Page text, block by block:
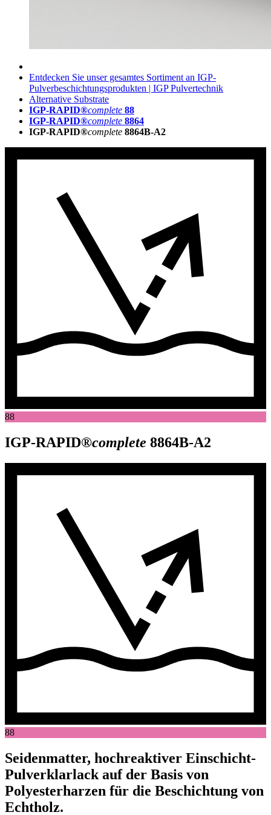
Entdecken Sie unser gesamtes Sortiment an IGP-
Pulverbeschichtungsprodukten | IGP Pulvertechnik
Alternative Substrate
IGP-RAPID®complete 88
IGP-RAPID®complete 8864
IGP-RAPID®complete 8864B-A2
88
IGP-RAPID®complete 8864B-A2
88
Seidenmatter, hochreaktiver Einschicht-
Pulverklarlack auf der Basis von
Polyesterharzen für die Beschichtung von
Echtholz.